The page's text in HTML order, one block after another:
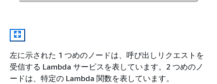
左に示された 1 つめのノードは、呼び出しリクエストを
受信する Lambda サービスを表しています。2 つめのノ
ードは、特定の Lambda 関数を表しています。